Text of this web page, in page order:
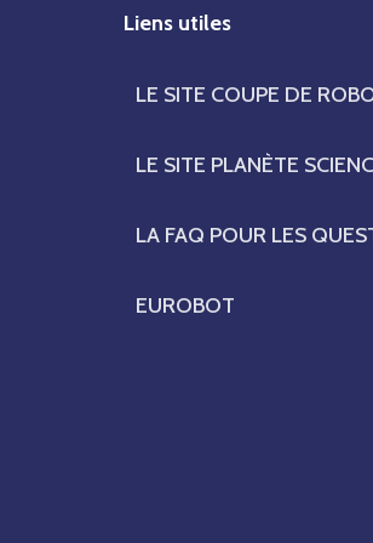
Liens utiles
LE SITE COUPE DE
LE SITE PLANÈTE
LA FAQ POUR LES
EUROBOT